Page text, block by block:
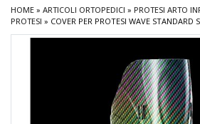
HOME » ARTICOLI ORTOPEDICI » PROTESI ARTO
PROTESI » COVER PER PROTESI WAVE STANDARD